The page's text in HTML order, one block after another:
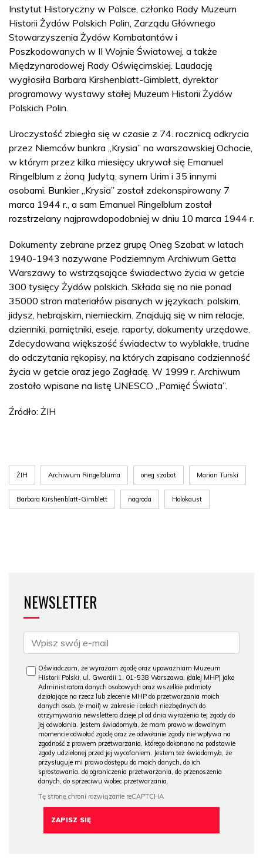
Instytut Historyczny w Polsce, członka Rady Muzeum
Historii Żydów Polskich Polin, Zarządu Głównego
Stowarzyszenia Żydów Kombatantów i
Poszkodowanych w II Wojnie Światowej, a także
Międzynarodowej Rady Oświęcimskiej. Laudację
wygłosiła Barbara Kirshenblatt-Gimblett, dyrektor
programowy wystawy stałej Muzeum Historii Żydów
Polskich Polin.
Uroczystość zbiegła się w czasie z 74. rocznicą odkrycia
przez Niemców bunkra „Krysia” na warszawskiej Ochocie,
w którym przez kilka miesięcy ukrywał się Emanuel
Ringelblum z żoną Judytą, synem Urim i 35 innymi
osobami. Bunkier „Krysia” został zdekonspirowany 7
marca 1944 r., a sam Emanuel Ringelblum został
rozstrzelany najprawdopodobniej w dniu 10 marca 1944 r.
Dokumenty zebrane przez grupę Oneg Szabat w latach
1940-1943 nazywane Podziemnym Archiwum Getta
Warszawy to wstrząsające świadectwo życia w getcie
300 tysięcy Żydów polskich. Składa się na nie ponad
35000 stron materiałów pisanych w językach: polskim,
jidysz, hebrajskim, niemieckim. Znajdują się w nim relacje,
dzienniki, pamiętniki, eseje, raporty, dokumenty urzędowe.
Zdecydowana większość świadectw to wyblakłe, trudne
do odczytania rękopisy, na których zapisano codzienność
życia w getcie oraz jego Zagładę. W 1999 r. Archiwum
zostało wpisane na listę UNESCO „Pamięć Świata”.
Źródło: ŻIH
ŻIH Archiwum Ringelbluma oneg szabat Marian Turski
Barbara Kirshenblatt-Gimblett nagroda Holokaust
NEWSLETTER
Oświadczam, że wyrażam zgodę oraz upoważniam Muzeum
Historii Polski, ul. Gwardii 1, 01-538 Warszawa, (dalej MHP) jako
Administratora danych osobowych oraz wszelkie podmioty
działające na rzecz lub zlecenie MHP do przetwarzania moich
danych osob. (e-mail) w zakresie i celach niezbędnych do
otrzymywania newslettera dzieje.pl od dnia wyrażenia tej zgody do
jej odwołania. Jestem świadomy/a, że mam prawo w dowolnym
momencie odwołać zgodę oraz że odwołanie zgody nie wpływa na
zgodność z prawem przetwarzania, którego dokonano na podstawie
zgody udzielonej przed jej wycofaniem. Jestem też świadomy/a, że
przysługuje mi prawo dostępu do moich danych, do ich
sprostowania, do ograniczenia przetwarzania, do przenoszenia
danych, do sprzeciwu wobec przetwarzania.